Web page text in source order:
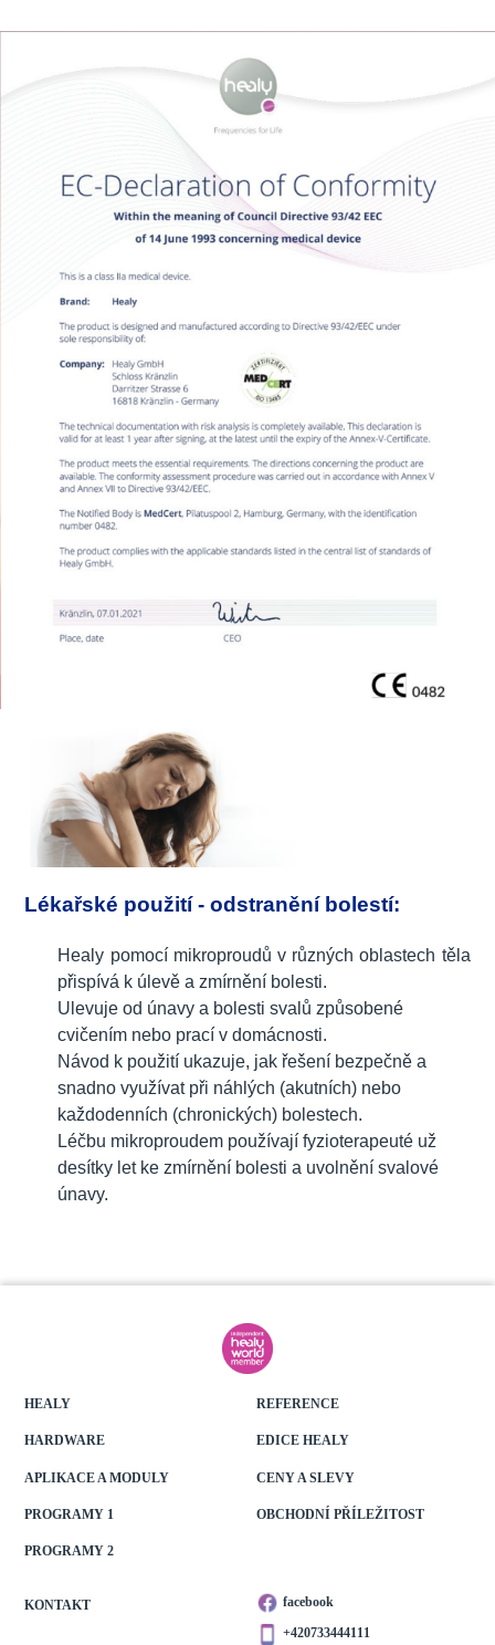
Lékařské použití - odstranění bolestí:
Healy pomocí mikroproudů v různých oblastech těla
přispívá k úlevě a zmírnění bolesti.
Ulevuje od únavy a bolesti svalů způsobené
cvičením nebo prací v domácnosti.
Návod k použití ukazuje, jak řešení bezpečně a
snadno využívat při náhlých (akutních) nebo
každodenních (chronických) bolestech.
Léčbu mikroproudem používají fyzioterapeuté už
desítky let ke zmírnění bolesti a uvolnění svalové
únavy.
HEALY
HARDWARE
APLIKACE A MODULY
PROGRAMY 1
PROGRAMY 2
REFERENCE
EDICE HEALY
CENY A SLEVY
OBCHODNÍ PŘÍLEŽITOST
KONTAKT facebook
+420733444111